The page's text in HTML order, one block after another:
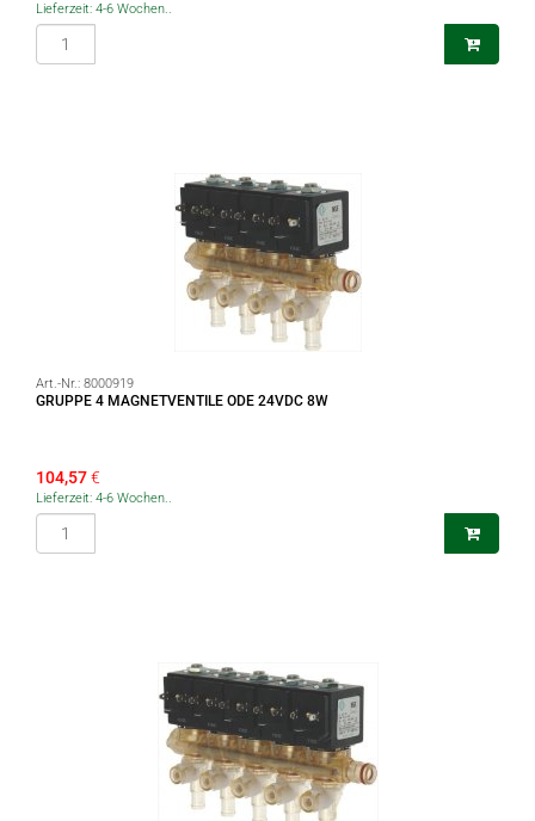
Lieferzeit: 4-6 Wochen..
Art.-Nr.: 8000919
GRUPPE 4 MAGNETVENTILE ODE 24VDC 8W
104,57€
Lieferzeit: 4-6 Wochen..